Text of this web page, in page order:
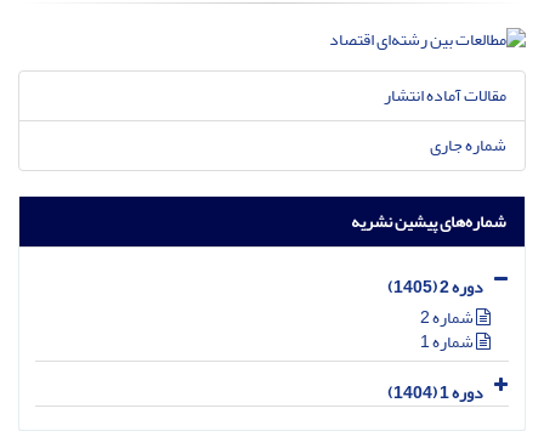
مقالات آماده انتشار
شماره جاری
شماره‌های پیشین نشریه
دوره 2 (1405)
شماره 2
شماره 1
دوره 1 (1404)